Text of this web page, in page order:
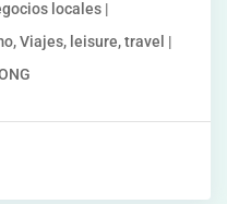
locales |
Viajes, leisure, travel |